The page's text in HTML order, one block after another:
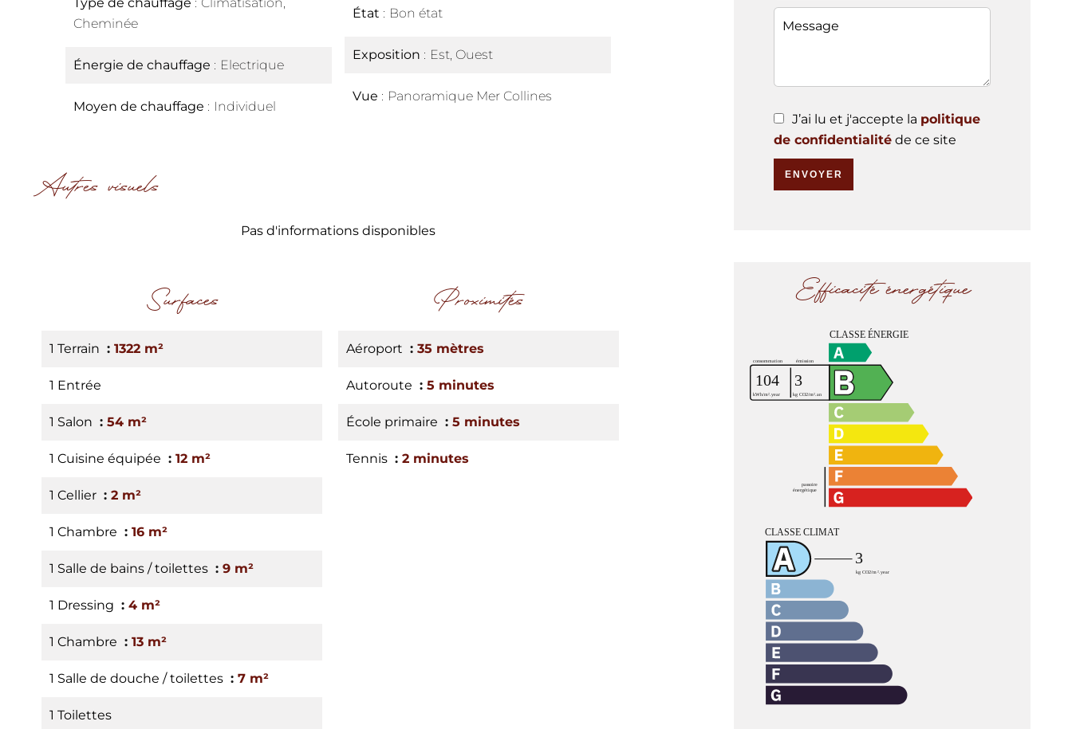
Cheminée
Énergie de chauffage Electrique
Moyen de chauffage Individuel
État Bon état
Exposition Est, Ouest
Vue Panoramique Mer Collines
Autres visuels
Pas d'informations disponibles
Surfaces
1 Terrain 1322 m²
1 Entrée
1 Salon 54 m²
1 Cuisine équipée 12 m²
1 Cellier 2 m²
1 Chambre 16 m²
1 Salle de bains / toilettes 9 m²
1 Dressing 4 m²
1 Chambre 13 m²
1 Salle de douche / toilettes 7 m²
1 Toilettes
Proximités
Aéroport 35 mètres
Autoroute 5 minutes
École primaire 5 minutes
Tennis 2 minutes
J’ai lu et j'accepte la politique
de confidentialité de ce site
ENVOYER
Efficacité énergétique